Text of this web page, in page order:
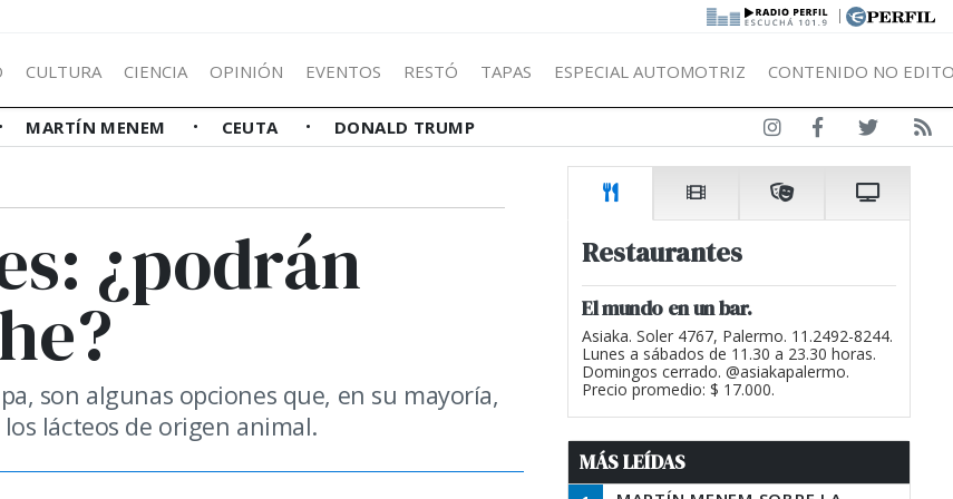
|
CULTURA CIENCIA OPINIÓN EVENTOS RESTÓ TAPAS ESPECIAL AUTOMOTRIZ CONTENIDO NO
MARTÍN MENEM CEUTA DONALD TRUMP
¿podrán
son algunas opciones que, en su mayoría,
lácteos de origen animal.
Restaurantes
El mundo en un bar.
Asiaka. Soler 4767, Palermo. 11.2492-8244.
Lunes a sábados de 11.30 a 23.30 horas.
Domingos cerrado. @asiakapalermo.
Precio promedio: $ 17.000.
MÁS LEÍDAS